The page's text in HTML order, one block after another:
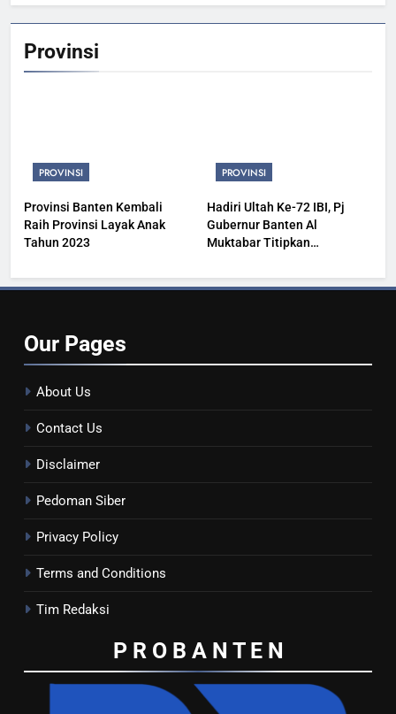
Provinsi
PROVINSI
Provinsi Banten Kembali
Raih Provinsi Layak Anak
Tahun 2023
PROVINSI
Hadiri Ultah Ke-72 IBI, Pj
Gubernur Banten Al
Muktabar Titipkan
Our Pages
About Us
Contact Us
Disclaimer
Pedoman Siber
Privacy Policy
Terms and Conditions
Tim Redaksi
P R O B A N T E N